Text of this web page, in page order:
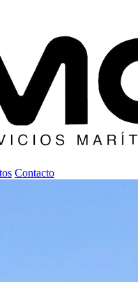
Contacto